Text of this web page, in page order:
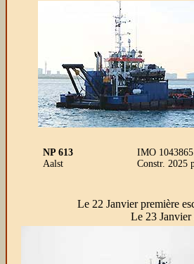
NP 613
Aalst
IMO
Constr. 2025
Le 22 Janvier première
Le 23 Janvier en